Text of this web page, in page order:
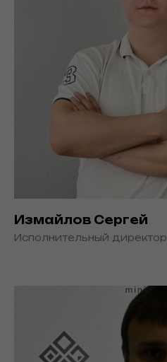
Измайлов Сергей
Исполнительный директор